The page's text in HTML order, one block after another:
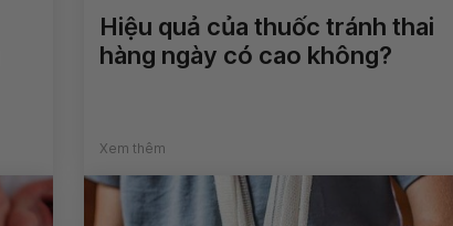
Hiệu quả của thuốc tránh thai
hàng ngày có cao không?
Xem thêm